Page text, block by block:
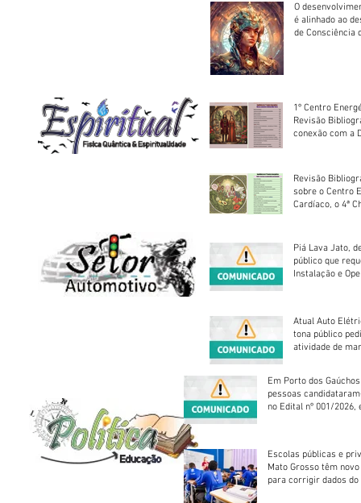
O
é alinhado ao
de Consciência
1º Centro
Revisão
conexão com a
Revisão
sobre o Centro
Cardíaco, o 4ª
Piá Lava Jato,
público que
Instalação e
Atual Auto
tona público
atividade de
Em Porto dos
pessoas
no Edital nº 001/2026,
Escolas públicas e
Mato Grosso têm
para corrigir dados do